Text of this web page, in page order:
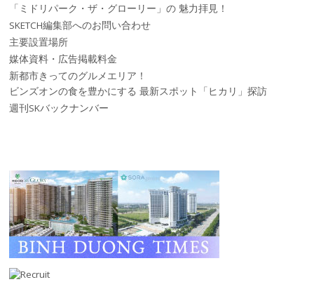
「ミドリパーク・ザ・グローリー」の 魅力拝見！
SKETCH編集部へのお問い合わせ
主要設置場所
媒体資料・広告掲載料金
新都市きってのグルメエリア！
ビンズオンの食を豊かにする 最新スポット「ヒカリ」探訪
週刊SKバックナンバー